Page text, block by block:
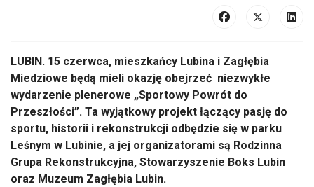
LUBIN. 15 czerwca, mieszkańcy Lubina i Zagłębia
Miedziowe będą mieli okazję obejrzeć niezwykłe
wydarzenie plenerowe „Sportowy Powrót do
Przeszłości”. Ta wyjątkowy projekt łączący pasję do
sportu, historii i rekonstrukcji odbędzie się w parku
Leśnym w Lubinie, a jej organizatorami są Rodzinna
Grupa Rekonstrukcyjna, Stowarzyszenie Boks Lubin
oraz Muzeum Zagłębia Lubin.